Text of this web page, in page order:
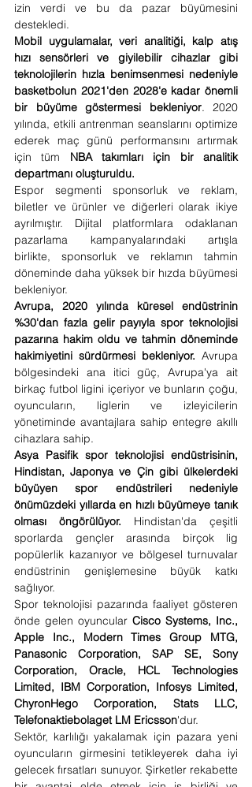
izin verdi ve bu da pazar büyümesini
destekledi.
Mobil uygulamalar, veri analitiği, kalp atış
hızı sensörleri ve giyilebilir cihazlar gibi
teknolojilerin hızla benimsenmesi nedeniyle
basketbolun 2021'den 2028'e kadar önemli
bir büyüme göstermesi bekleniyor. 2020
yılında, etkili antrenman seanslarını optimize
ederek maç günü performansını artırmak
için tüm NBA takımları için bir analitik
departmanı oluşturuldu.
Espor segmenti sponsorluk ve reklam,
biletler ve ürünler ve diğerleri olarak ikiye
ayrılmıştır. Dijital platformlara odaklanan
pazarlama kampanyalarındaki artışla
birlikte, sponsorluk ve reklamın tahmin
döneminde daha yüksek bir hızda büyümesi
bekleniyor.
Avrupa, 2020 yılında küresel endüstrinin
%30'dan fazla gelir payıyla spor teknolojisi
pazarına hakim oldu ve tahmin döneminde
hakimiyetini sürdürmesi bekleniyor. Avrupa
bölgesindeki ana itici güç, Avrupa'ya ait
birkaç futbol ligini içeriyor ve bunların çoğu,
oyuncuların, liglerin ve izleyicilerin
yönetiminde avantajlara sahip entegre akıllı
cihazlara sahip.
Asya Pasifik spor teknolojisi endüstrisinin,
Hindistan, Japonya ve Çin gibi ülkelerdeki
büyüyen spor endüstrileri nedeniyle
önümüzdeki yıllarda en hızlı büyümeye tanık
olması öngörülüyor. Hindistan'da çeşitli
sporlarda gençler arasında birçok lig
popülerlik kazanıyor ve bölgesel turnuvalar
endüstrinin genişlemesine büyük katkı
sağlıyor.
Spor teknolojisi pazarında faaliyet gösteren
önde gelen oyuncular Cisco Systems, Inc.,
Apple Inc., Modern Times Group MTG,
Panasonic Corporation, SAP SE, Sony
Corporation, Oracle, HCL Technologies
Limited, IBM Corporation, Infosys Limited,
ChyronHego Corporation, Stats LLC,
Telefonaktiebolaget LM Ericsson'dur.
Sektör, karlılığı yakalamak için pazara yeni
oyuncuların girmesini tetikleyerek daha iyi
gelecek fırsatları sunuyor. Şirketler rekabette